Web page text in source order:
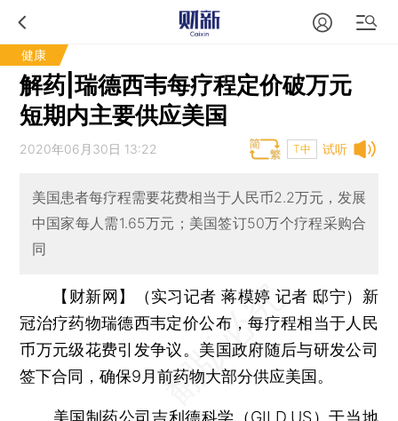
健康
解药|瑞德西韦每疗程定价破万元
短期内主要供应美国
试听
2020年06月30日 13:22 T中
美国患者每疗程需要花费相当于人民币2.2万元，发展
中国家每人需1.65万元；美国签订50万个疗程采购合
同
【财新网】（实习记者 蒋模婷 记者 邸宁） 新
冠治疗药物瑞德西韦定价公布，每疗程相当于人民
币万元级花费引发争议。美国政府随后与研发公司
签下合同，确保9月前药物大部分供应美国。
美国制药公司吉利德科学（GILD.US）于当地